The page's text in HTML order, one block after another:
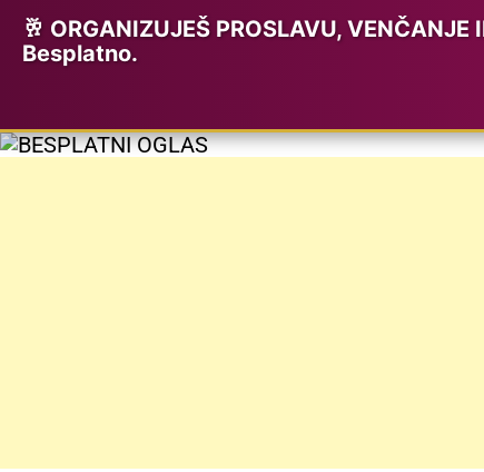
🥂 ORGANIZUJEŠ PROSLAVU,
Besplatno.